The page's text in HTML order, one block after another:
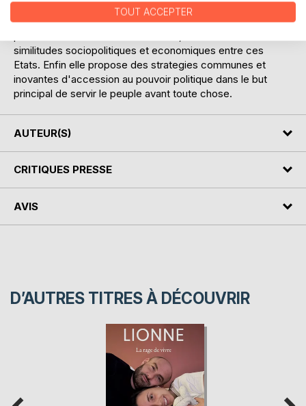
Quant à la deuxième partie, elle décrypte la nature politique
des regimes au pouvoir en Afrique au sud du Sahara et en
similitudes sociopolitiques et economiques entre ces
Etats. Enfin elle propose des strategies communes et
inovantes d'accession au pouvoir politique dans le but
principal de servir le peuple avant toute chose.
AUTEUR(S)
CRITIQUES PRESSE
AVIS
D’AUTRES TITRES À DÉCOUVRIR
TOUT ACCEPTER